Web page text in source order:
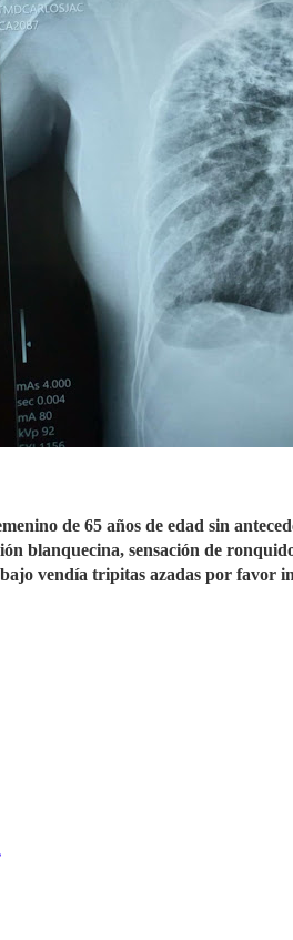
de 65 años de edad sin
blanquecina, sensación de
vendía tripitas azadas por favor